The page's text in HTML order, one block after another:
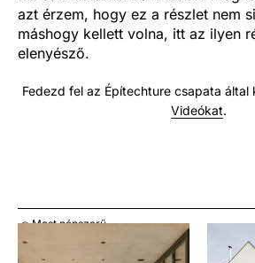
azt érzem, hogy ez a részlet nem
máshogy kellett volna, itt az ilyen
elenyésző.
Fedezd fel az Építechture csapata által
Videókat.
Most népszerű